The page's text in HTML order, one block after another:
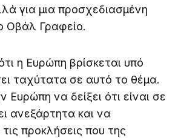
για μια προσχεδιασμένη
Οβάλ Γραφείο.
η Ευρώπη βρίσκεται υπό
ταχύτατα σε αυτό το θέμα.
Ευρώπη να δείξει ότι είναι σε
ανεξάρτητα και να
τις προκλήσεις που της